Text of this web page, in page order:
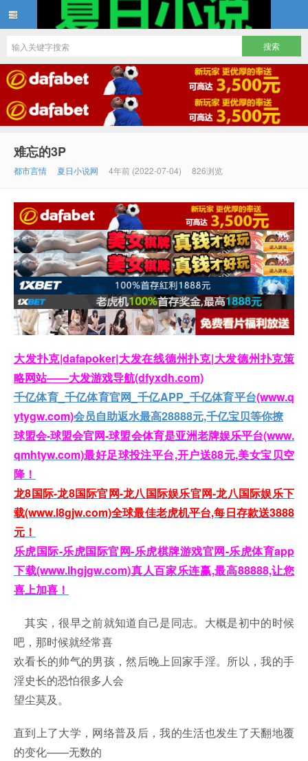
夏日小说
难忘的3P
都市言情 夏日小说网 4年前 (2022-07-04) 826浏览
大发扑克|dafapoker|大发在线德州扑克|大发德州扑克策
略网站——大发游戏导航(dfyxdh.com)
千亿体育_千亿体育官网_千亿APP_千亿体育平台(www.q
ytygw.com)会员自助返水最高28888元,千亿宝贝等你撩
球盟会-球盟会官网-球盟会体育是亚洲老牌娱乐平台(www.
qmhtyw.com)最好足球投注平台,开户送88元,美女宝贝空
降！
龙8国际-龙8国际官网-龙八国际娱乐官网-龙八国际娱乐下
载(www.l8gjw.com)全球最佳老虎机平台,每日存款送3888
元！
乐虎国际-乐虎国际官网-乐虎棋牌游戏官网-乐虎体育app
下载(www.lhgjgw.com)真人百家乐连赢,最高88888,让您
喜上加喜！
其实，很早之前就知道自己是同志。大概是初中的时候
吧，那时候就经常喜
欢看长的帅气的男孩，然后晚上回家手淫。所以，我的手
淫史长的恐怕很多人会
望尘莫及。
直到上了大学，网络普及后，我的生活也发生了天翻地覆
的变化——无数的